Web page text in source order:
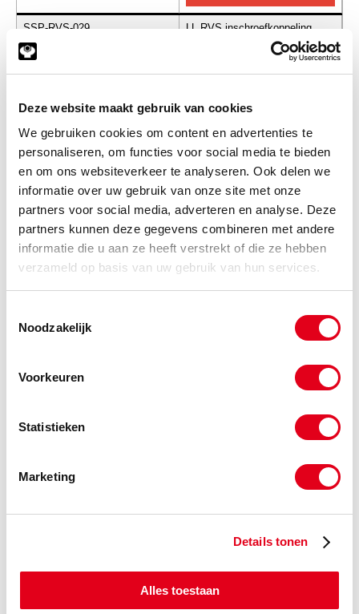
Deze website maakt gebruik van cookies
We gebruiken cookies om content en advertenties te
personaliseren, om functies voor social media te bieden
en om ons websiteverkeer te analyseren. Ook delen we
informatie over uw gebruik van onze site met onze
partners voor social media, adverteren en analyse. Deze
partners kunnen deze gegevens combineren met andere
informatie die u aan ze heeft verstrekt of die ze hebben
verzameld op basis van uw gebruik van hun services.
Noodzakelijk
Voorkeuren
Statistieken
Marketing
Details tonen
Alles toestaan
SSP-RVS-029
LL RVS inschroefkoppeling
-
SSP-RVS-030
LL RVS inschroefkoppeling
GE06 M10x1.00
Info Stuks
-